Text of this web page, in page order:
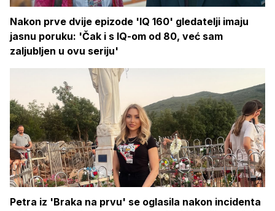
Nakon prve dvije epizode 'IQ 160' gledatelji imaju
jasnu poruku: 'Čak i s IQ-om od 80, već sam
zaljubljen u ovu seriju'
Petra iz 'Braka na prvu' se oglasila nakon incidenta